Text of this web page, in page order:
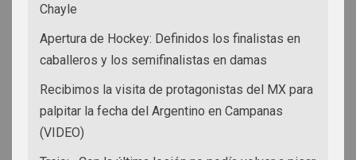
Chayle
Apertura de Hockey: Definidos los finalistas en
caballeros y los semifinalistas en damas
Recibimos la visita de protagonistas del MX para
palpitar la fecha del Argentino en Campanas
(VIDEO)